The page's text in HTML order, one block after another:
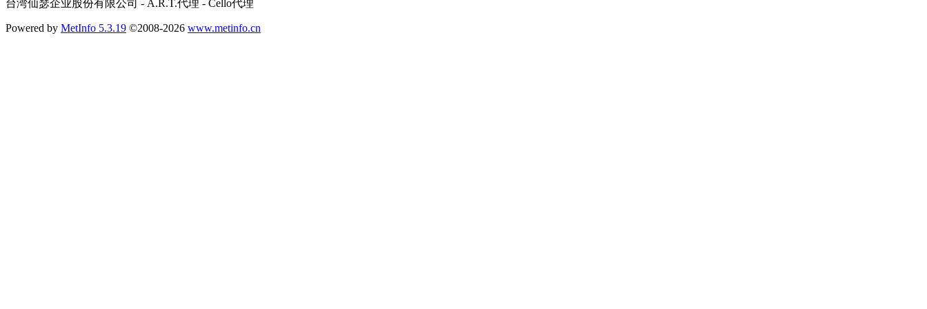
台湾仙瑟企业股份有限公司 - A.R.T.代理 - Cello代理
Powered by MetInfo 5.3.19 ©2008-2026 www.metinfo.cn